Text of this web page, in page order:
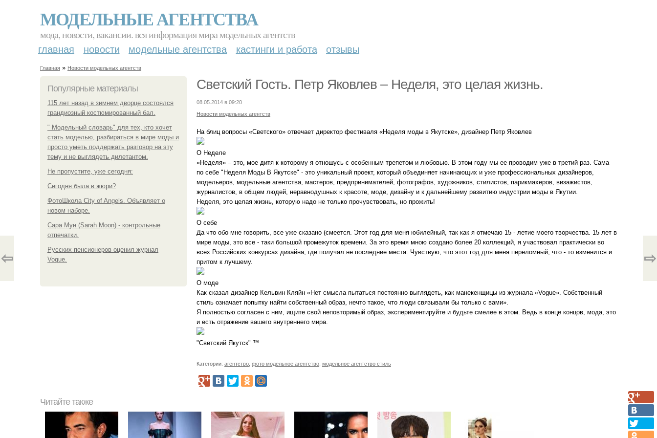
МОДЕЛЬНЫЕ АГЕНТСТВА
мода, новости, вакансии. вся информация мира модельных агентств
главная новости модельные агентства кастинги и работа отзывы
Главная » Новости модельных агентств
Популярные материалы
115 лет назад в зимнем дворце состоялся
грандиозный костюмированный бал.
" Модельный словарь" для тех, кто хочет
стать моделью, разбираться в мире моды и
просто уметь поддержать разговор на эту
тему и не выглядеть дилетантом.
Не пропустите, уже сегодня:
Сегодня была в жюри?
ФотоШкола City of Angels. Объявляет о
новом наборе.
Сара Мун (Sarah Moon) - контрольные
отпечатки.
Русских пенсионеров оценил журнал
Vogue.
Светский Гость. Петр Яковлев – Неделя, это целая жизнь.
08.05.2014 в 09:20
Новости модельных агентств
На блиц вопросы «Светского» отвечает директор фестиваля «Неделя моды в Якутске», дизайнер Петр Яковлев
О Неделе
«Неделя» – это, мое дитя к которому я отношусь с особенным трепетом и любовью. В этом году мы ее проводим уже в третий раз. Сама
по себе "Неделя Моды В Якутске" - это уникальный проект, который объединяет начинающих и уже профессиональных дизайнеров,
модельеров, модельные агентства, мастеров, предпринимателей, фотографов, художников, стилистов, парикмахеров, визажистов,
журналистов, в общем людей, неравнодушных к красоте, моде, дизайну и к дальнейшему развитию индустрии моды в Якутии.
Неделя, это целая жизнь, которую надо не только прочувствовать, но прожить!
О себе
Да что обо мне говорить, все уже сказано (смеется. Этот год для меня юбилейный, так как я отмечаю 15 - летие моего творчества. 15 лет в
мире моды, это все - таки большой промежуток времени. За это время мною создано более 20 коллекций, я участвовал практически во
всех Российских конкурсах дизайна, где получал не последние места. Чувствую, что этот год для меня переломный, что - то изменится и
притом к лучшему.
О моде
Как сказал дизайнер Кельвин Кляйн «Нет смысла пытаться постоянно выглядеть, как манекенщицы из журнала «Vogue». Собственный
стиль означает попытку найти собственный образ, нечто такое, что люди связывали бы только с вами».
Я полностью согласен с ним, ищите свой неповторимый образ, экспериментируйте и будьте смелее в этом. Ведь в конце концов, мода, это
и есть отражение вашего внутреннего мира.
"Светский Якутск" ™
Категории: агентство фото модельное агентство модельное агентство стиль
⇦ ⇨
Читайте также